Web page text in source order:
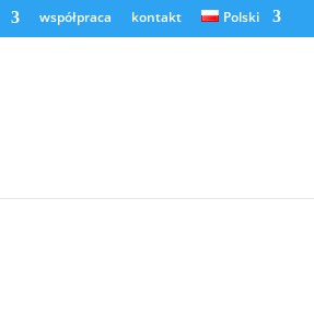
współpraca kontakt Polski